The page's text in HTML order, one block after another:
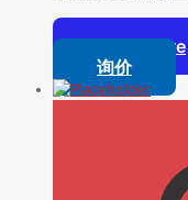
Read more
询价